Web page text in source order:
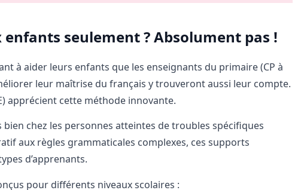
enfants seulement ? Absolument pas !
à aider leurs enfants que les enseignants du primaire (CP à
leur maîtrise du français y trouveront aussi leur compte.
apprécient cette méthode innovante.
bien chez les personnes atteintes de troubles spécifiques
aux règles grammaticales complexes, ces supports
d’apprenants.
pour différents niveaux scolaires :